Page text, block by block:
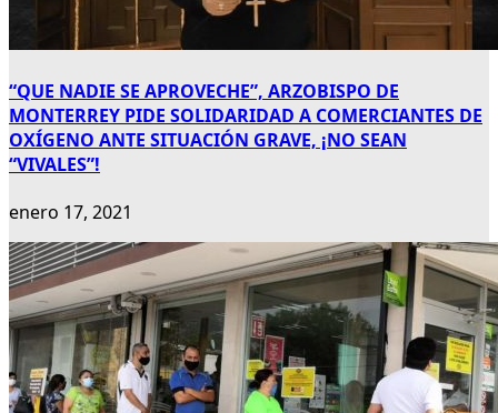
“QUE NADIE SE APROVECHE”, ARZOBISPO DE
MONTERREY PIDE SOLIDARIDAD A COMERCIANTES DE
OXÍGENO ANTE SITUACIÓN GRAVE, ¡NO SEAN
“VIVALES”!
enero 17, 2021